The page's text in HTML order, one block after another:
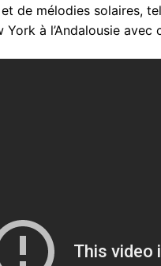
de mélodies solaires,
à l’Andalousie